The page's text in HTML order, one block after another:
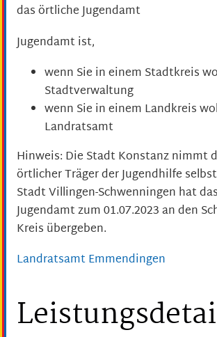
das örtliche Jugendamt
Jugendamt ist,
wenn Sie in einem Stadtkreis
Stadtverwaltung
wenn Sie in einem Landkreis
Landratsamt
Hinweis: Die Stadt Konstanz nimmt
örtlicher Träger der Jugendhilfe
Stadt Villingen-Schwenningen hat
Jugendamt zum 01.07.2023 an den
Kreis übergeben.
Landratsamt Emmendingen